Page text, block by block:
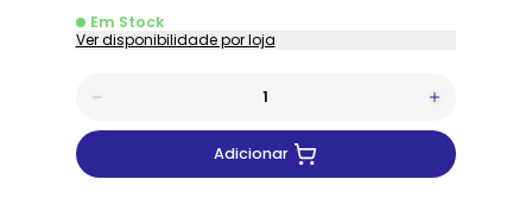
Em Stock
Ver disponibilidade por loja
Adicionar